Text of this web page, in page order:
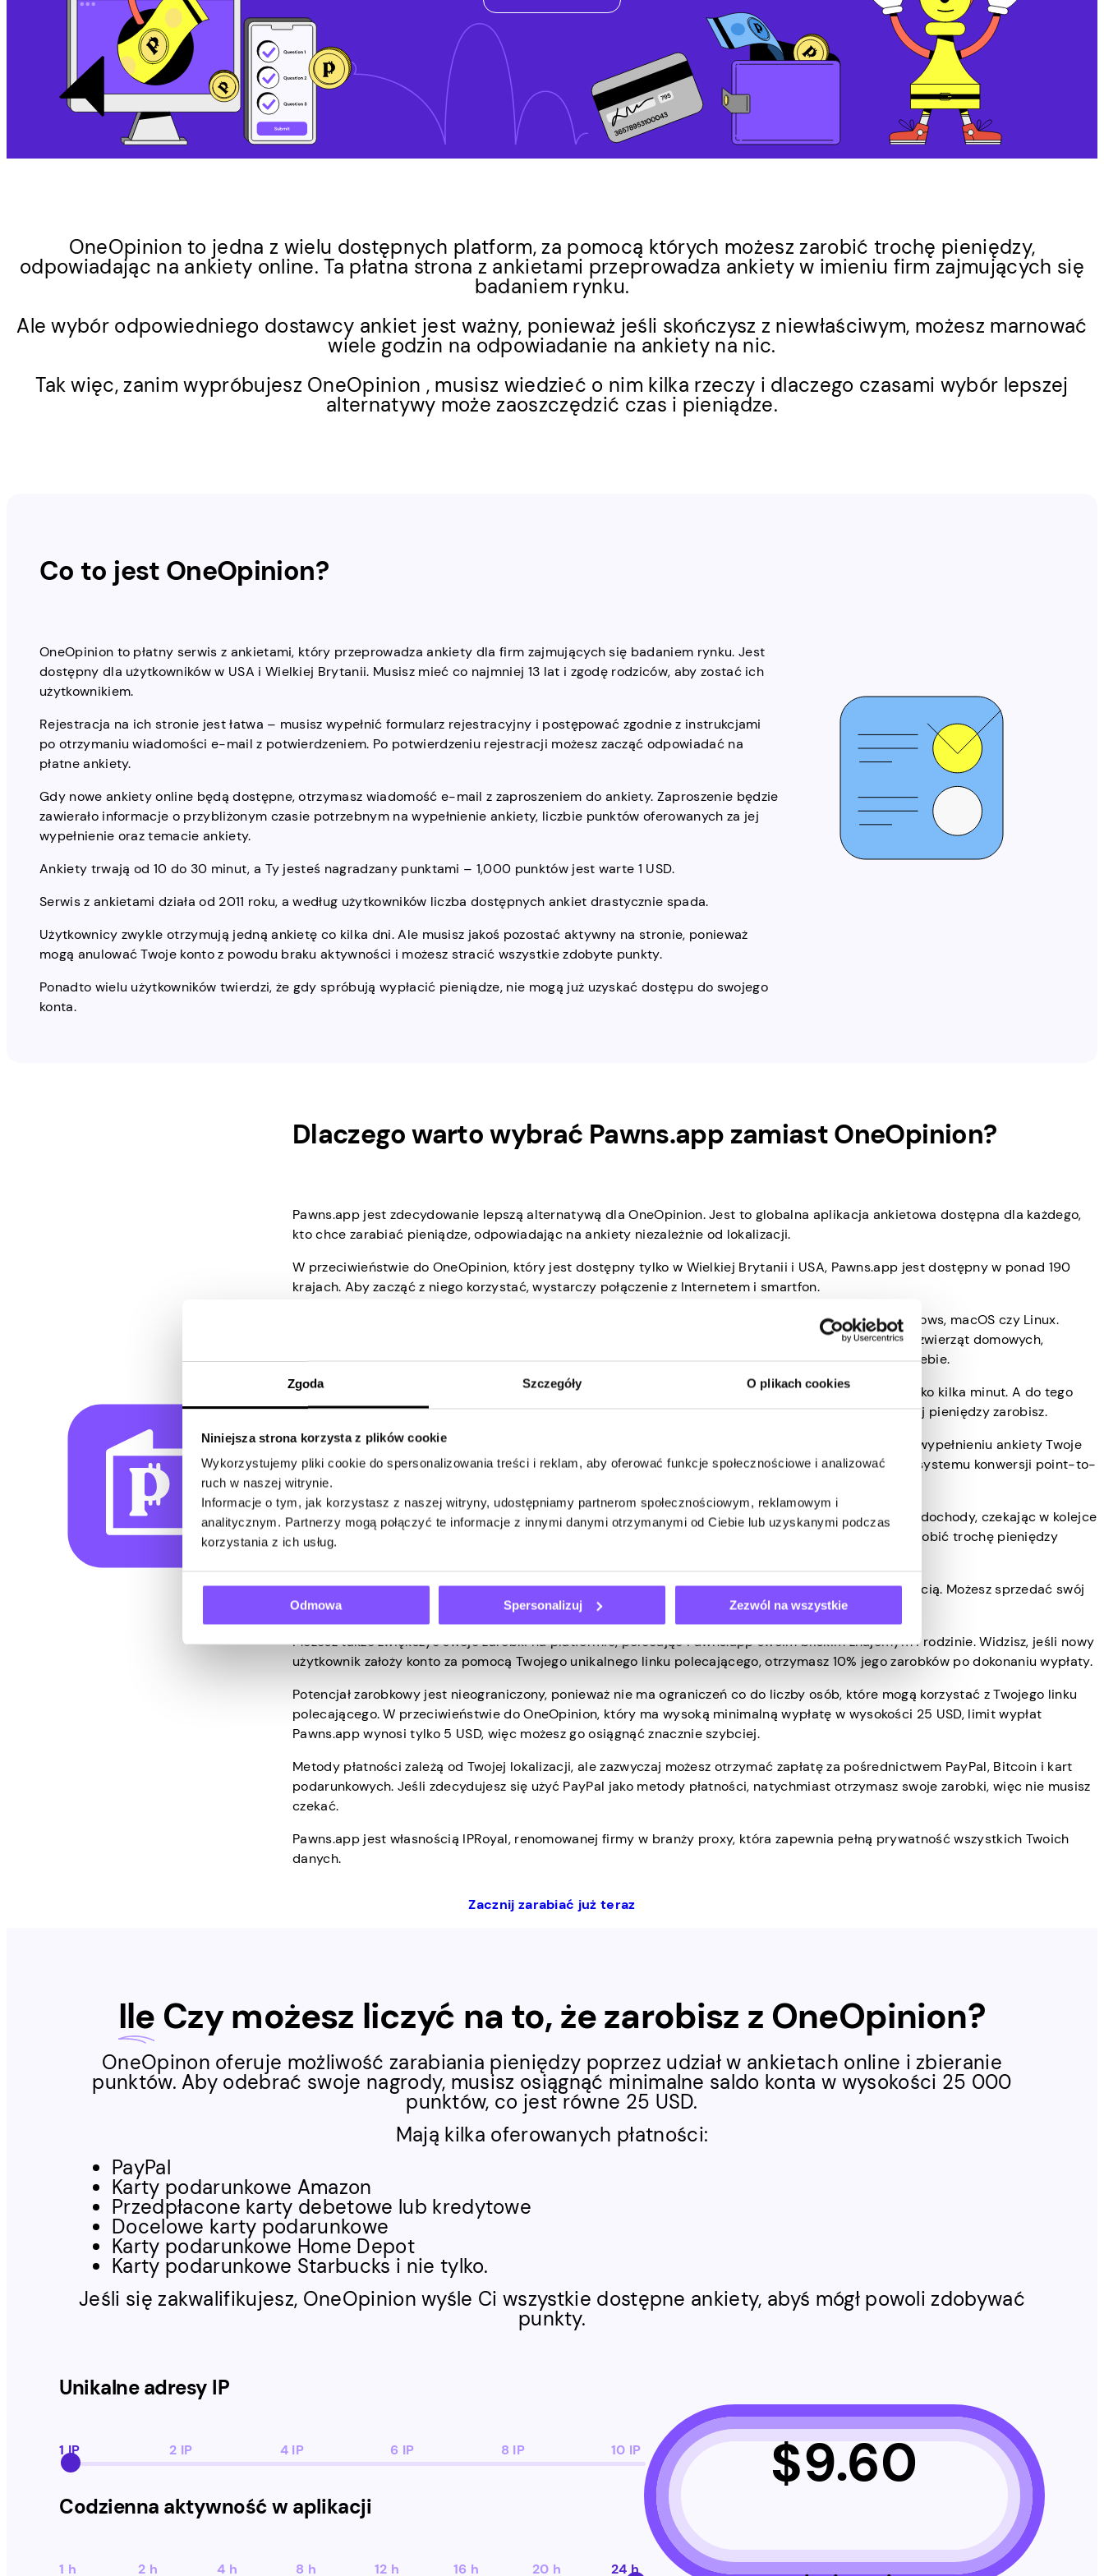
Zgoda Szczegóły O plikach cookies
Niniejsza strona korzysta z plików cookie
Wykorzystujemy pliki cookie do spersonalizowania treści i reklam, aby oferować funkcje społecznościowe i analizować
ruch w naszej witrynie.
Informacje o tym, jak korzystasz z naszej witryny, udostępniamy partnerom społecznościowym, reklamowym i
analitycznym. Partnerzy mogą połączyć te informacje z innymi danymi otrzymanymi od Ciebie lub uzyskanymi podczas
korzystania z ich usług.
Odmowa Spersonalizuj Zezwól na wszystkie
OneOpinion to jedna z wielu dostępnych platform, za pomocą których możesz zarobić trochę pieniędzy,
odpowiadając na ankiety online. Ta płatna strona z ankietami przeprowadza ankiety w imieniu firm zajmujących się
badaniem rynku.
Ale wybór odpowiedniego dostawcy ankiet jest ważny, ponieważ jeśli skończysz z niewłaściwym, możesz marnować
wiele godzin na odpowiadanie na ankiety na nic.
Tak więc, zanim wypróbujesz OneOpinion , musisz wiedzieć o nim kilka rzeczy i dlaczego czasami wybór lepszej
alternatywy może zaoszczędzić czas i pieniądze.
Co to jest OneOpinion?
OneOpinion to płatny serwis z ankietami, który przeprowadza ankiety dla firm zajmujących się badaniem rynku. Jest
dostępny dla użytkowników w USA i Wielkiej Brytanii. Musisz mieć co najmniej 13 lat i zgodę rodziców, aby zostać ich
użytkownikiem.
Rejestracja na ich stronie jest łatwa – musisz wypełnić formularz rejestracyjny i postępować zgodnie z instrukcjami
po otrzymaniu wiadomości e-mail z potwierdzeniem. Po potwierdzeniu rejestracji możesz zacząć odpowiadać na
płatne ankiety.
Gdy nowe ankiety online będą dostępne, otrzymasz wiadomość e-mail z zaproszeniem do ankiety. Zaproszenie będzie
zawierało informacje o przybliżonym czasie potrzebnym na wypełnienie ankiety, liczbie punktów oferowanych za jej
wypełnienie oraz temacie ankiety.
Ankiety trwają od 10 do 30 minut, a Ty jesteś nagradzany punktami – 1,000 punktów jest warte 1 USD.
Serwis z ankietami działa od 2011 roku, a według użytkowników liczba dostępnych ankiet drastycznie spada.
Użytkownicy zwykle otrzymują jedną ankietę co kilka dni. Ale musisz jakoś pozostać aktywny na stronie, ponieważ
mogą anulować Twoje konto z powodu braku aktywności i możesz stracić wszystkie zdobyte punkty.
Ponadto wielu użytkowników twierdzi, że gdy spróbują wypłacić pieniądze, nie mogą już uzyskać dostępu do swojego
konta.
Dlaczego warto wybrać Pawns.app zamiast OneOpinion?
Pawns.app jest zdecydowanie lepszą alternatywą dla OneOpinion. Jest to globalna aplikacja ankietowa dostępna dla każdego,
kto chce zarabiać pieniądze, odpowiadając na ankiety niezależnie od lokalizacji.
W przeciwieństwie do OneOpinion, który jest dostępny tylko w Wielkiej Brytanii i USA, Pawns.app jest dostępny w ponad 190
krajach. Aby zacząć z niego korzystać, wystarczy połączenie z Internetem i smartfon.
Możesz go łatwo używać na dowolnym urządzeniu, niezależnie od tego, czy jest to iOS, Android, Windows, macOS czy Linux.
Założenie konta zajmuje tylko kilka minut. Dostępne ankiety obejmują wszelkiego rodzaju tematy, od zwierząt domowych,
technologii i samochodów po zdrowie, modę, kosmetyki i wiele innych. Każdy znajdzie więc coś dla siebie.
Najlepszą rzeczą w dostępnych ankietach na Pawns.app jest to, że są one krótkie i zwykle zajmują tylko kilka minut. A do tego
płaci się więcej! Każda ankieta płaci średnio około 1 USD, więc im więcej ankiet odpowiesz, tym więcej pieniędzy zarobisz.
W przeciwieństwie do OneOpinion, Pawns.app korzysta z prostego systemu nagród bez punktów. Po wypełnieniu ankiety Twoje
pieniądze zostaną automatycznie dodane do Twojego salda i możesz zobaczyć, ile zarobiłeś. Nie ma systemu konwersji point-to-
cash – to, co widzisz, jest tym, co dostajesz!
Ankiety są krótkie, z fantastycznym potencjałem zarobkowym, dzięki czemu możesz zwiększyć swoje dochody, czekając w kolejce
do banku, pijąc poranną kawę lub korzystając z transportu publicznego. Dzięki Pawns.app możesz zarobić trochę pieniędzy
Dzięki Pawns.app możesz również jeszcze bardziej zwiększyć swoje zarobki, dzieląc się przepustowością. Możesz sprzedać swój
niewykorzystany ruch internetowy i zarobić na nim trochę pieniędzy.
Możesz także zwiększyć swoje zarobki na platformie, polecając Pawns.app swoim bliskim znajomym i rodzinie. Widzisz, jeśli nowy
użytkownik założy konto za pomocą Twojego unikalnego linku polecającego, otrzymasz 10% jego zarobków po dokonaniu wypłaty.
Potencjał zarobkowy jest nieograniczony, ponieważ nie ma ograniczeń co do liczby osób, które mogą korzystać z Twojego linku
polecającego. W przeciwieństwie do OneOpinion, który ma wysoką minimalną wypłatę w wysokości 25 USD, limit wypłat
Pawns.app wynosi tylko 5 USD, więc możesz go osiągnąć znacznie szybciej.
Metody płatności zależą od Twojej lokalizacji, ale zazwyczaj możesz otrzymać zapłatę za pośrednictwem PayPal, Bitcoin i kart
podarunkowych. Jeśli zdecydujesz się użyć PayPal jako metody płatności, natychmiast otrzymasz swoje zarobki, więc nie musisz
czekać.
Pawns.app jest własnością IPRoyal, renomowanej firmy w branży proxy, która zapewnia pełną prywatność wszystkich Twoich
danych.
Zacznij zarabiać już teraz
Ile Czy możesz liczyć na to, że zarobisz z OneOpinion?
OneOpinon oferuje możliwość zarabiania pieniędzy poprzez udział w ankietach online i zbieranie
punktów. Aby odebrać swoje nagrody, musisz osiągnąć minimalne saldo konta w wysokości 25 000
punktów, co jest równe 25 USD.
Mają kilka oferowanych płatności:
PayPal
Karty podarunkowe Amazon
Przedpłacone karty debetowe lub kredytowe
Docelowe karty podarunkowe
Karty podarunkowe Home Depot
Karty podarunkowe Starbucks i nie tylko.
Jeśli się zakwalifikujesz, OneOpinion wyśle Ci wszystkie dostępne ankiety, abyś mógł powoli zdobywać
punkty.
$9.60
Unikalne adresy IP
1 IP 2 IP 4 IP 6 IP 8 IP 10 IP
Codzienna aktywność w aplikacji
1 h 2 h 4 h 8 h 12 h 16 h 20 h 24 h